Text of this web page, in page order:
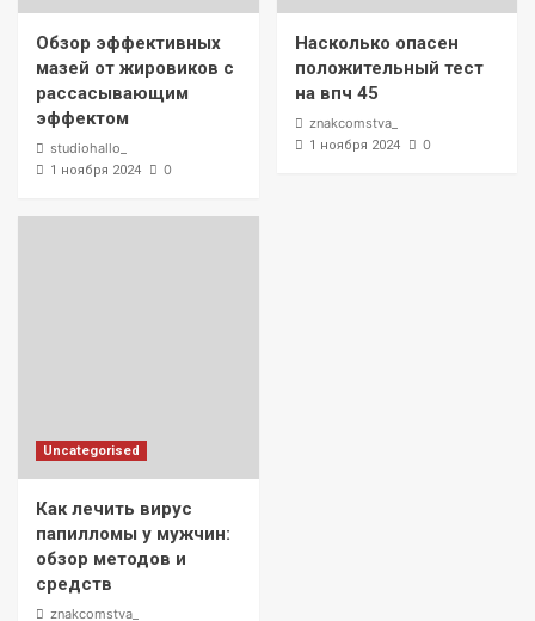
Обзор эффективных
мазей от жировиков с
рассасывающим
эффектом
studiohallo_
1 ноября 2024 0
Насколько опасен
положительный тест
на впч 45
znakcomstva_
1 ноября 2024 0
Uncategorised
Как лечить вирус
папилломы у мужчин:
обзор методов и
средств
znakcomstva_